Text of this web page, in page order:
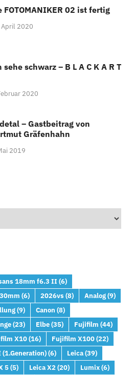
FOTOMANIKER 02 ist fertig
2020
sehe schwarz – B L A C K A R T
2020
– Gastbeitrag von
Gräfenhahn
2019
18mm f6.3 II (6)
30mm (6) 2026vs (8) Analog(9)
(9) Canon (8)
(23) Elbe(35) Fujifilm (44)
X10(16) Fujifilm X100(22)
(1.Generation)(6) Leica(39)
5(5) Leica X2(20) Lumix(6)